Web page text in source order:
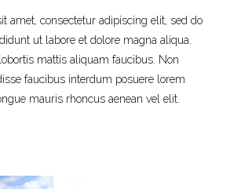
amet, consectetur adipiscing elit, sed do
ut labore et dolore magna aliqua.
mattis aliquam faucibus. Non
faucibus interdum posuere lorem
mauris rhoncus aenean vel elit.